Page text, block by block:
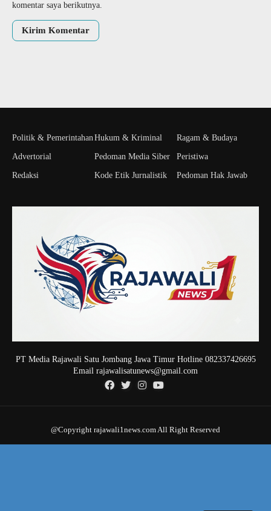
komentar saya berikutnya.
Politik & Pemerintahan
Advertorial
Redaksi
Hukum & Kriminal
Pedoman Media Siber
Kode Etik Jurnalistik
Ragam & Budaya
Peristiwa
Pedoman Hak Jawab
PT Media Rajawali Satu Jombang Jawa Timur Hotline 082337426695
Email rajawalisatunews@gmail.com
@Copyright rajawali1news.com All Right Reserved